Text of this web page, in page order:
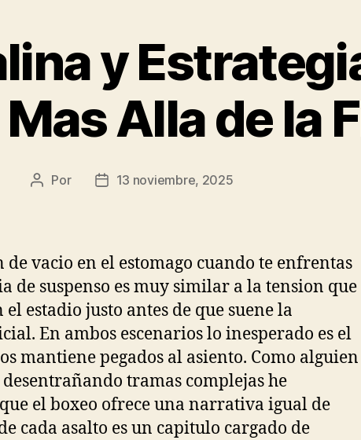
y
Alla de la
Autor
Por
Fecha13 noviembre, 2025
de vacio en el estomago cuando te enfrentas
de suspenso es muy similar a la tension que
el estadio justo antes de que suene la
En ambos escenarios lo inesperado es el
mantiene pegados al asiento. Como alguien
tramas complejas he
el boxeo ofrece una narrativa igual de
cada asalto es un capitulo cargado de